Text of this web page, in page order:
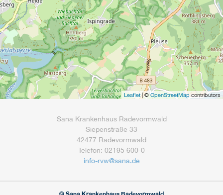
Leaflet| ©OpenStreetMapcontributors
Sana Krankenhaus Radevormwald
Siepenstraße 33
42477 Radevormwald
Telefon: 02195 600-0
info-rvw@sana.de